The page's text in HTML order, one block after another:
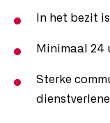
In het bezit
Minimaal 24
Sterke